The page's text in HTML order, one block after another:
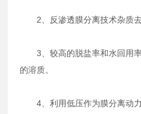
2、反渗透膜分离技术杂质去
3、较高的脱盐率和水回用率
的溶质。
4、利用低压作为膜分离动力